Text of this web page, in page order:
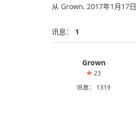
从 Grown, 2017年1月17日
讯息： 1
Grown
23
讯息： 1319